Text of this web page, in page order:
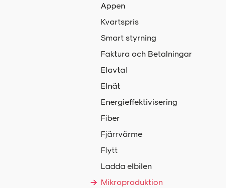
Appen
Kvartspris
Smart styrning
Faktura och Betalningar
Elavtal
Elnät
Energieffektivisering
Fiber
Fjärrvärme
Flytt
Ladda elbilen
Mikroproduktion